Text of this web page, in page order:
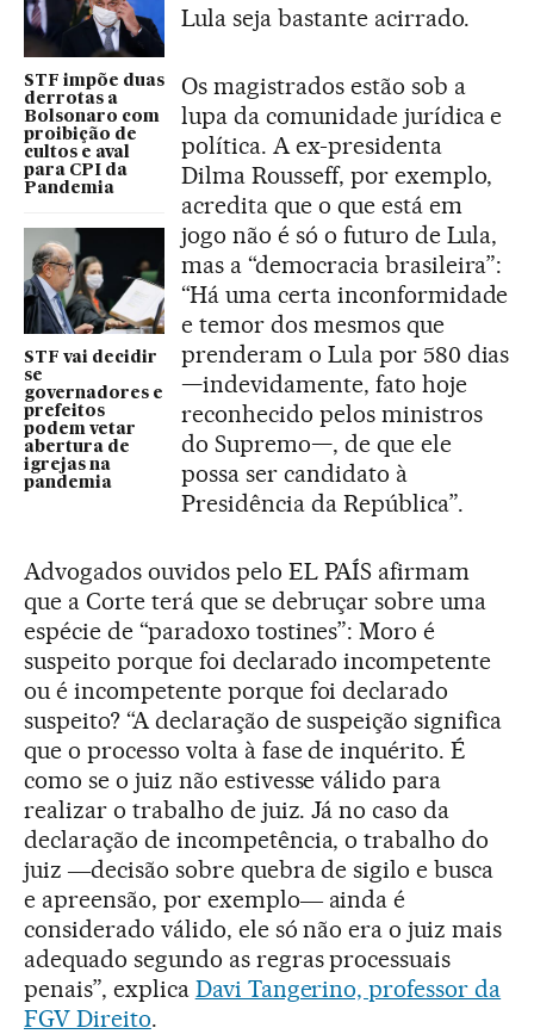
STF impõe duas
derrotas a
Bolsonaro com
proibição de
cultos e aval
para CPI da
Pandemia
STF vai decidir
se
governadores e
prefeitos
podem vetar
abertura de
igrejas na
pandemia
Lula seja bastante acirrado.
Os magistrados estão sob a
lupa da comunidade jurídica e
política. A ex-presidenta
Dilma Rousseff, por exemplo,
acredita que o que está em
jogo não é só o futuro de Lula,
mas a “democracia brasileira”:
“Há uma certa inconformidade
e temor dos mesmos que
prenderam o Lula por 580 dias
—indevidamente, fato hoje
reconhecido pelos ministros
do Supremo—, de que ele
possa ser candidato à
Presidência da República”.
Advogados ouvidos pelo EL PAÍS afirmam
que a Corte terá que se debruçar sobre uma
espécie de “paradoxo tostines”: Moro é
suspeito porque foi declarado incompetente
ou é incompetente porque foi declarado
suspeito? “A declaração de suspeição significa
que o processo volta à fase de inquérito. É
como se o juiz não estivesse válido para
realizar o trabalho de juiz. Já no caso da
declaração de incompetência, o trabalho do
juiz ―decisão sobre quebra de sigilo e busca
e apreensão, por exemplo― ainda é
considerado válido, ele só não era o juiz mais
adequado segundo as regras processuais
penais”, explica Davi Tangerino, professor da
FGV Direito.